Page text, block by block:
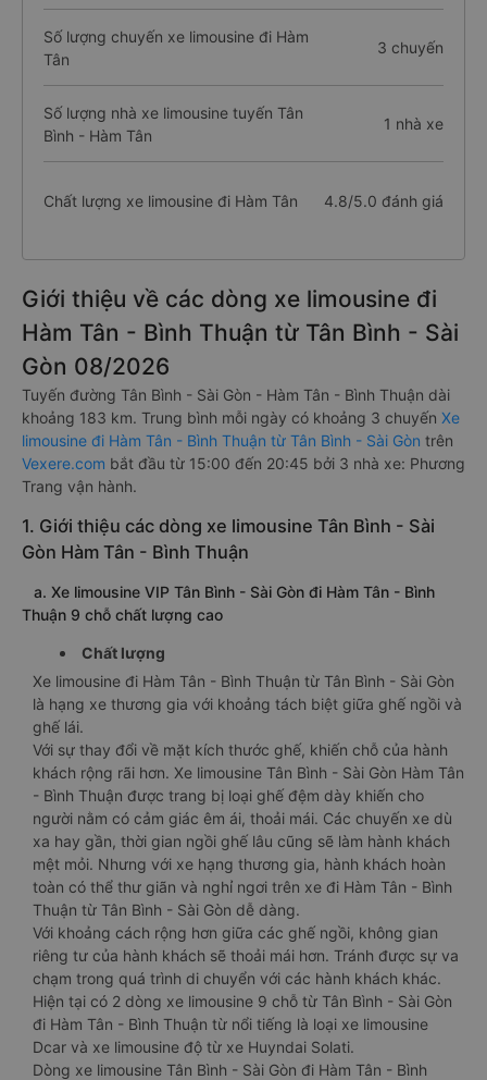
Số lượng chuyến xe limousine đi Hàm
Tân
3 chuyến
Số lượng nhà xe limousine tuyến Tân
Bình - Hàm Tân
1 nhà xe
Chất lượng xe limousine đi Hàm Tân 4.8/5.0 đánh giá
Giới thiệu về các dòng xe limousine đi
Hàm Tân - Bình Thuận từ Tân Bình - Sài
Gòn 08/2026
Tuyến đường Tân Bình - Sài Gòn - Hàm Tân - Bình Thuận dài
khoảng 183 km. Trung bình mỗi ngày có khoảng 3 chuyến Xe
limousine đi Hàm Tân - Bình Thuận từ Tân Bình - Sài Gòn trên
Vexere.com bắt đầu từ 15:00 đến 20:45 bởi 3 nhà xe: Phương
Trang vận hành.
1. Giới thiệu các dòng xe limousine Tân Bình - Sài
Gòn Hàm Tân - Bình Thuận
a. Xe limousine VIP Tân Bình - Sài Gòn đi Hàm Tân - Bình
Thuận 9 chỗ chất lượng cao
Chất lượng
Xe limousine đi Hàm Tân - Bình Thuận từ Tân Bình - Sài Gòn
là hạng xe thương gia với khoảng tách biệt giữa ghế ngồi và
ghế lái.
Với sự thay đổi về mặt kích thước ghế, khiến chỗ của hành
khách rộng rãi hơn. Xe limousine Tân Bình - Sài Gòn Hàm Tân
- Bình Thuận được trang bị loại ghế đệm dày khiến cho
người nằm có cảm giác êm ái, thoải mái. Các chuyến xe dù
xa hay gần, thời gian ngồi ghế lâu cũng sẽ làm hành khách
mệt mỏi. Nhưng với xe hạng thương gia, hành khách hoàn
toàn có thể thư giãn và nghỉ ngơi trên xe đi Hàm Tân - Bình
Thuận từ Tân Bình - Sài Gòn dễ dàng.
Với khoảng cách rộng hơn giữa các ghế ngồi, không gian
riêng tư của hành khách sẽ thoải mái hơn. Tránh được sự va
chạm trong quá trình di chuyển với các hành khách khác.
Hiện tại có 2 dòng xe limousine 9 chỗ từ Tân Bình - Sài Gòn
đi Hàm Tân - Bình Thuận từ nổi tiếng là loại xe limousine
Dcar và xe limousine độ từ xe Huyndai Solati.
Dòng xe limousine Tân Bình - Sài Gòn đi Hàm Tân - Bình